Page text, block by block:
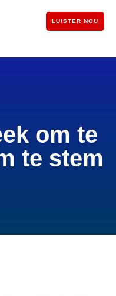
LUISTER NOU
om te
te stem